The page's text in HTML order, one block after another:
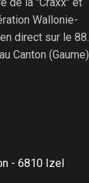
Wallonie-
direct sur le
Canton
- 6810 Izel